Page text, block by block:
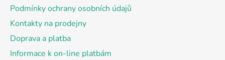
Podmínky ochrany osobních údajů
Kontakty na prodejny
Doprava a platba
Informace k on-line platbám